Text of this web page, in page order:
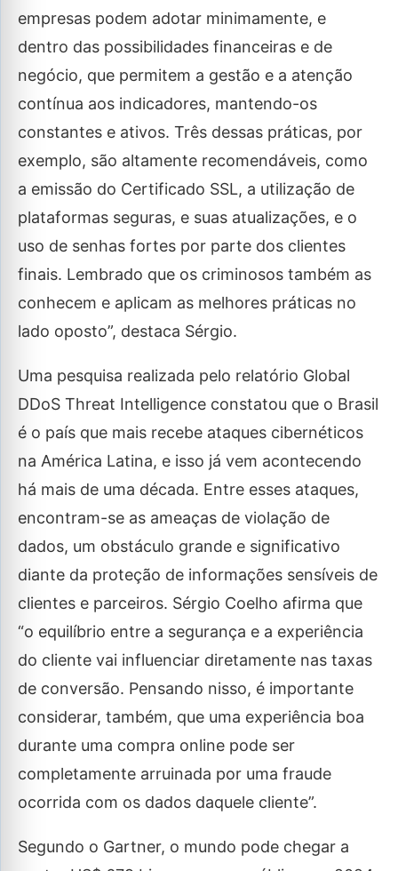
empresas podem adotar minimamente, e
dentro das possibilidades financeiras e de
negócio, que permitem a gestão e a atenção
contínua aos indicadores, mantendo-os
constantes e ativos. Três dessas práticas, por
exemplo, são altamente recomendáveis, como
a emissão do Certificado SSL, a utilização de
plataformas seguras, e suas atualizações, e o
uso de senhas fortes por parte dos clientes
finais. Lembrado que os criminosos também as
conhecem e aplicam as melhores práticas no
lado oposto”, destaca Sérgio.
Uma pesquisa realizada pelo relatório Global
DDoS Threat Intelligence constatou que o Brasil
é o país que mais recebe ataques cibernéticos
na América Latina, e isso já vem acontecendo
há mais de uma década. Entre esses ataques,
encontram-se as ameaças de violação de
dados, um obstáculo grande e significativo
diante da proteção de informações sensíveis de
clientes e parceiros. Sérgio Coelho afirma que
“o equilíbrio entre a segurança e a experiência
do cliente vai influenciar diretamente nas taxas
de conversão. Pensando nisso, é importante
considerar, também, que uma experiência boa
durante uma compra online pode ser
completamente arruinada por uma fraude
ocorrida com os dados daquele cliente”.
Segundo o Gartner, o mundo pode chegar a